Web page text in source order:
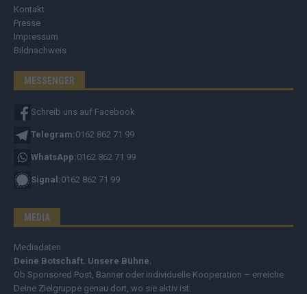
Kontakt
Presse
Impressum
Bildnachweis
MESSENGER
Schreib uns auf Facebook
Telegram:0162 862 71 99
WhatsApp:0162 862 71 99
Signal:0162 862 71 99
MEDIA
Mediadaten
Deine Botschaft. Unsere Bühne.
Ob Sponsored Post, Banner oder individuelle Kooperation – erreiche
Deine Zielgruppe genau dort, wo sie aktiv ist.